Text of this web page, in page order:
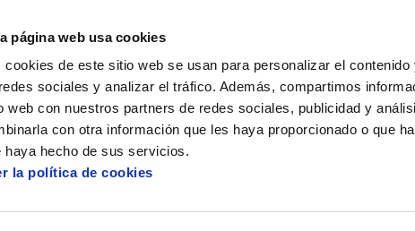
página web usa cookies
cookies de este sitio web se usan para personalizar el
sociales y analizar el tráfico. Además, compartimos
web con nuestros partners de redes sociales, publicidad y
con otra información que les haya proporcionado o que
haya hecho de sus servicios.
la política de cookies
ELA Astekaria